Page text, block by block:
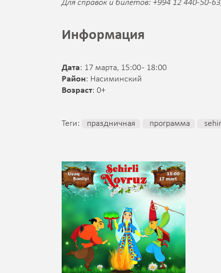
Для справок и билетов: +994 12 440-50-
Информация
Дата: 17 марта, 15:00 - 18:00
Район: Насиминский
Возраст: 0+
Теги: праздничная программа